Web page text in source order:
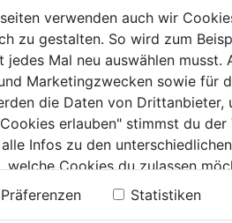
verwenden auch wir
zu gestalten. So wird zum
jedes Mal neu auswählen
Marketingzwecken sowie für
die Daten von Drittanbieter,
erlauben" stimmst du
Infos zu den
welche Cookies du zulassen
findest du in unserer
Präferenzen Statistiken